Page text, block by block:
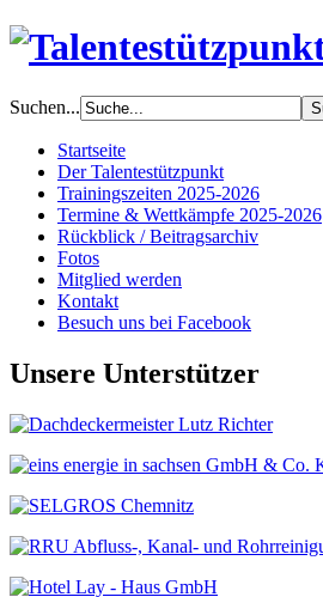
Suchen...
Startseite
Der Talentestützpunkt
Trainingszeiten 2025-2026
Termine & Wettkämpfe 2025-2026
Rückblick / Beitragsarchiv
Fotos
Mitglied werden
Kontakt
Besuch uns bei Facebook
Unsere Unterstützer